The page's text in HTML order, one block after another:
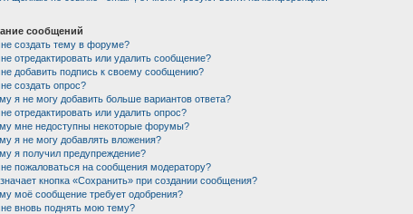
сообщений
создать тему в форуме?
отредактировать или удалить сообщение?
добавить подпись к своему сообщению?
создать опрос?
я не могу добавить больше вариантов ответа?
отредактировать или удалить опрос?
мне недоступны некоторые форумы?
я не могу добавлять вложения?
я получил предупреждение?
пожаловаться на сообщения модератору?
кнопка «Сохранить» при создании сообщения?
моё сообщение требует одобрения?
вновь поднять мою тему?